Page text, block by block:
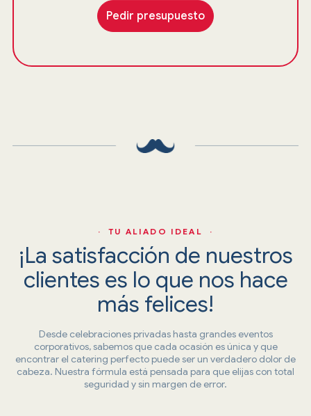
Pedir presupuesto
· TU ALIADO IDEAL ·
¡La satisfacción de nuestros
clientes es lo que nos hace
más felices!
Desde celebraciones privadas hasta grandes eventos
corporativos, sabemos que cada ocasión es única y que
encontrar el catering perfecto puede ser un verdadero dolor de
cabeza. Nuestra fórmula está pensada para que elijas con total
seguridad y sin margen de error.